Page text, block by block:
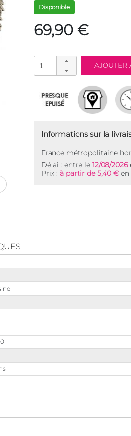
Disponible
69,90 €
Informations sur la
France métropolitaine
Délai : entre le 12/08/2026
Prix : à partir de 5,40 € en